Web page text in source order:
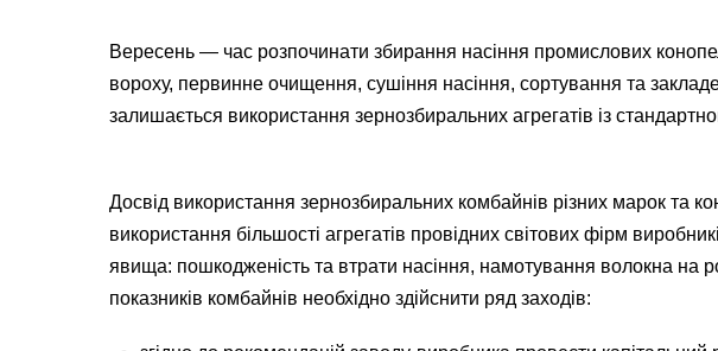
Вересень — час розпочинати збирання насіння промислових
вороху, первинне очищення, сушіння насіння, сортування та
залишається використання зернозбиральних агрегатів із
Досвід використання зернозбиральних комбайнів різних марок та
використання більшості агрегатів провідних світових фірм
явища: пошкодженість та втрати насіння, намотування волокна на
показників комбайнів необхідно здійснити ряд заходів: